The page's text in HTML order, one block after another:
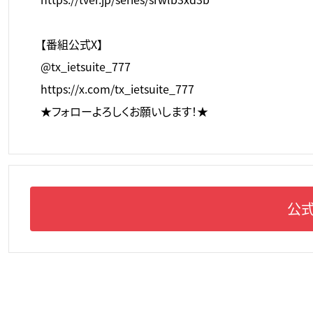
公
【番組公式X】
@tx_ietsuite_777
https://x.com/tx_ietsuite_777
★フォローよろしくお願いします！★